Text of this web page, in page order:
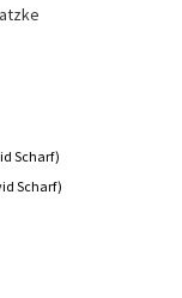
Scharf)
Scharf)